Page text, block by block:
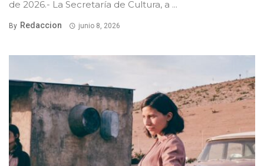
de 2026.- La Secretaría de Cultura, a ...
By Redaccion junio 8, 2026